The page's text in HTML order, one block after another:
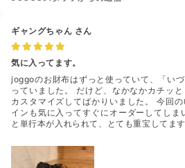
ギャングちゃん さん
気に入ってます。
joggoのお財布はずっと使っていて、「い
っていました。 だけど、なかなかカチッと
カスタマイズしてばかりいました。 今回
インも気に入ってすぐにオーダーしてしま
と単行本が入れられて、とても重宝してます